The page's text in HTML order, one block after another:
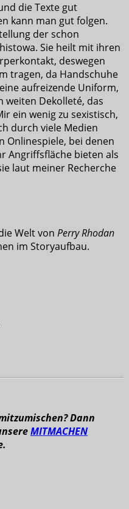
die Texte gut
kann man gut folgen.
der schon
Sie heilt mit ihren
deswegen
tragen, da Handschuhe
aufreizende Uniform,
weiten Dekolleté, das
ein wenig zu sexistisch,
durch viele Medien
Onlinespiele, bei denen
Angriffsfläche bieten als
laut meiner Recherche
Welt von Perry Rhodan
im Storyaufbau.
Dann
MITMACHEN